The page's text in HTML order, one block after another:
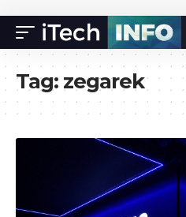
Tag: zegarek